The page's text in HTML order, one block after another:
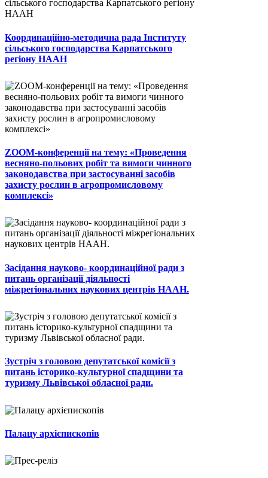
Координаційно-методична рада Інституту
сільського господарства Карпатського
регіону НААН
ZOOM-конференції на тему: «Проведення
весняно-польових робіт та вимоги чинного
законодавства при застосуванні засобів
захисту рослин в агропромисловому
комплексі»
Засідання науково- координаційної ради з
питань організації діяльності
міжрегіональних наукових центрів НААН.
Зустріч з головою депутатської комісії з
питань історико-культурної спадщини та
туризму Львівської обласної ради.
Палацу архієпископів